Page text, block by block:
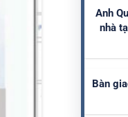
Anh
nhà
Bàn